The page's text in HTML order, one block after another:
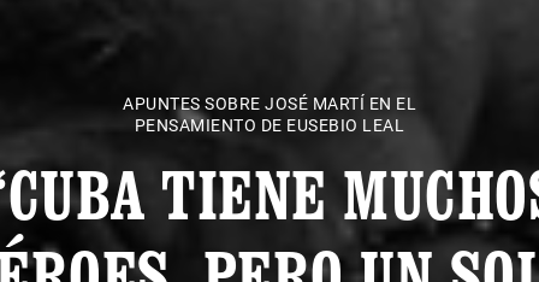
APUNTES SOBRE JOSÉ MARTÍ EN EL
PENSAMIENTO DE EUSEBIO LEAL
TIENE